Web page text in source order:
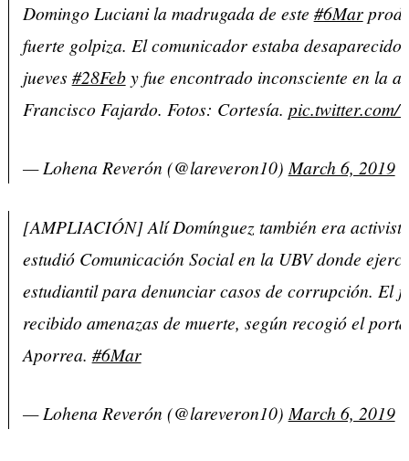
Domingo Luciani la madrugada de este #6Mar
fuerte golpiza. El comunicador estaba desaparecido
jueves #28Feby fue encontrado inconsciente en la
Francisco Fajardo. Fotos: Cortesía. pic.twitter.com/
— Lohena Reverón (@lareveron10)March 6, 2019
[AMPLIACIÓN] Alí Domínguez también era
estudió Comunicación Social en la UBV donde
estudiantil para denunciar casos de corrupción. El
recibido amenazas de muerte, según recogió el
Aporrea. #6Mar
— Lohena Reverón (@lareveron10) March 6, 2019